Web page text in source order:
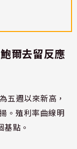
爾去留反應
五週以來新高，
。殖利率曲線明
點。